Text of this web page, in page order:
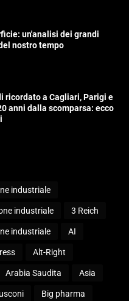
un'analisi dei grandi
nostro tempo
ricordato a Cagliari, Parigi e
anni dalla scomparsa: ecco
industriale
industriale 3 Reich
industriale AI
Alt-Right
Arabia Saudita Asia
Big pharma